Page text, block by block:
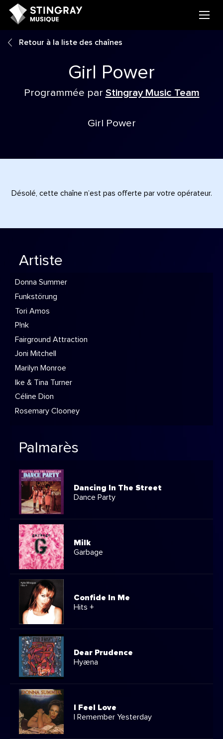
Retour à la liste des chaînes
Girl Power
Programmée par Stingray Music Team
Girl Power
Désolé, cette chaîne n’est pas offerte par votre opérateur.
Artiste
Donna Summer
Funkstörung
Tori Amos
P!nk
Fairground Attraction
Joni Mitchell
Marilyn Monroe
Ike & Tina Turner
Céline Dion
Rosemary Clooney
Palmarès
Dancing In The Street
Dance Party
Milk
Garbage
Confide In Me
Hits +
Dear Prudence
Hyæna
I Feel Love
I Remember Yesterday